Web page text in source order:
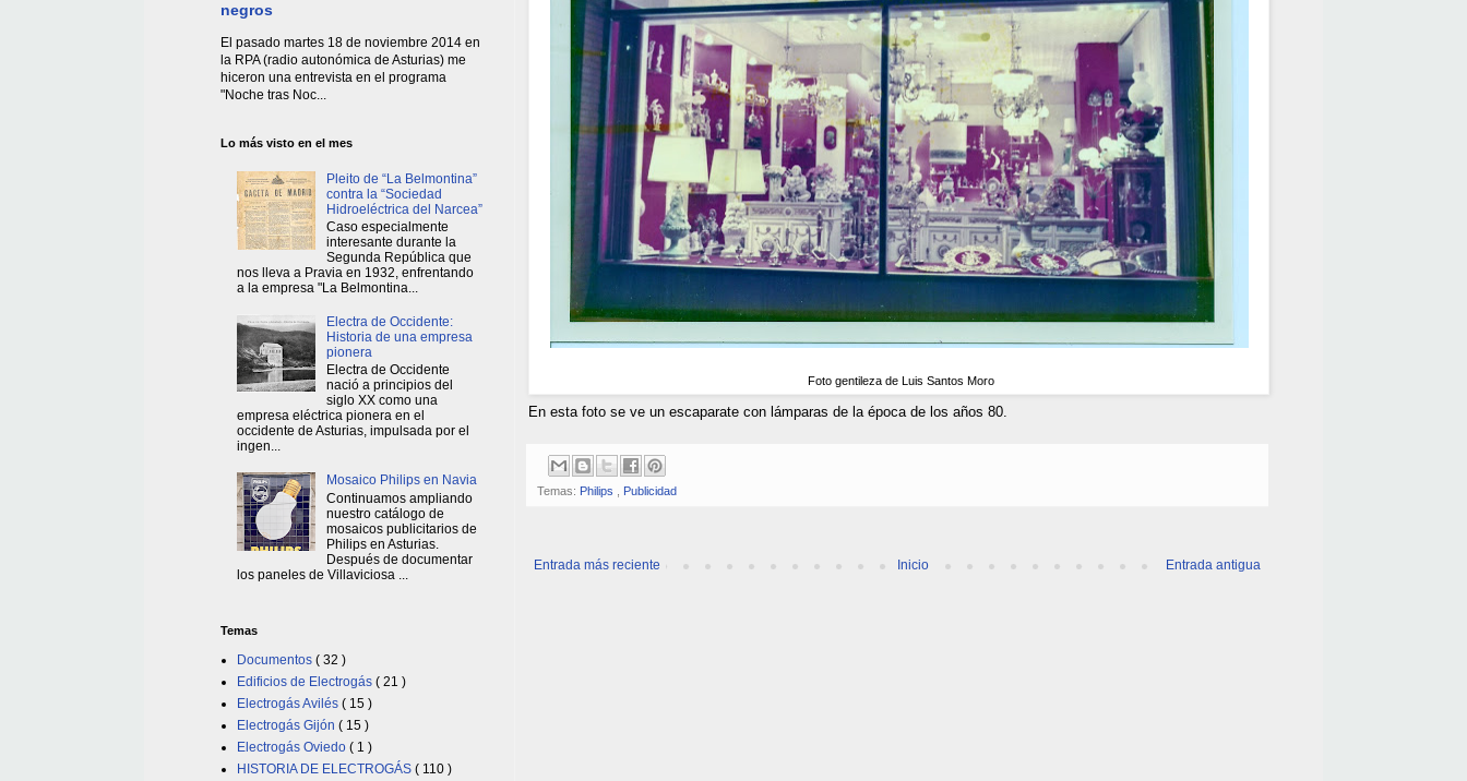
Foto gentileza de Luis Santos Moro
En esta foto se ve un escaparate con lámparas de la época de los años 80.
Temas: Philips Publicidad
Entrada más reciente Entrada antigua
Inicio
negros
El pasado martes 18 de noviembre 2014 en
la RPA (radio autonómica de Asturias) me
hiceron una entrevista en el programa
"Noche tras Noc...
Lo más visto en el mes
Pleito de “La Belmontina”
contra la “Sociedad
Hidroeléctrica del Narcea”
Caso especialmente
interesante durante la
Segunda República que
nos lleva a Pravia en 1932, enfrentando
a la empresa "La Belmontina...
Electra de Occidente:
Historia de una empresa
pionera
Electra de Occidente
nació a principios del
siglo XX como una
empresa eléctrica pionera en el
occidente de Asturias, impulsada por el
ingen...
Mosaico Philips en Navia
Continuamos ampliando
nuestro catálogo de
mosaicos publicitarios de
Philips en Asturias.
Después de documentar
los paneles de Villaviciosa ...
Temas
Documentos ( 32 )
Edificios de Electrogás ( 21 )
Electrogás Avilés ( 15 )
Electrogás Gijón ( 15 )
Electrogás Oviedo ( 1 )
HISTORIA DE ELECTROGÁS ( 110 )